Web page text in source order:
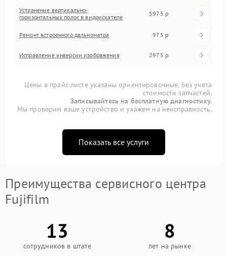
Устранение вертикально-
горизонтальных полос в видоискателе
5975 р
Ремонт встроенного дальнометра 975 р
Исправление инверсии изображения 2975 р
Цены в прайс-листе указаны ориентировочные, без учета
стоимости запчастей.
Записывайтесь на бесплатную диагностику.
Мы проверим ваше устройство и укажем на неисправность.
Показать все услуги
Преимущества сервисного центра
Fujifilm
13
сотрудников в штате
8
лет на рынке